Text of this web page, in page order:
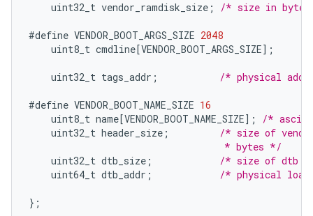
uint32_t vendor_ramdisk_size ; /* size in
#define VENDOR_BOOT_ARGS_SIZE 2048
uint8_t cmdline[VENDOR_BOOT_ARGS_SIZE] ;
uint32_t tags_addr ; /* physical
#define VENDOR_BOOT_NAME_SIZE 16
uint8_t name[VENDOR_BOOT_NAME_SIZE] ;
/* asciiz
uint32_t header_size ;
/* size of
                                   * bytes */
uint32_t dtb_size ;
/* size of dtb
uint64_t dtb_addr ; /* physical load
} ;